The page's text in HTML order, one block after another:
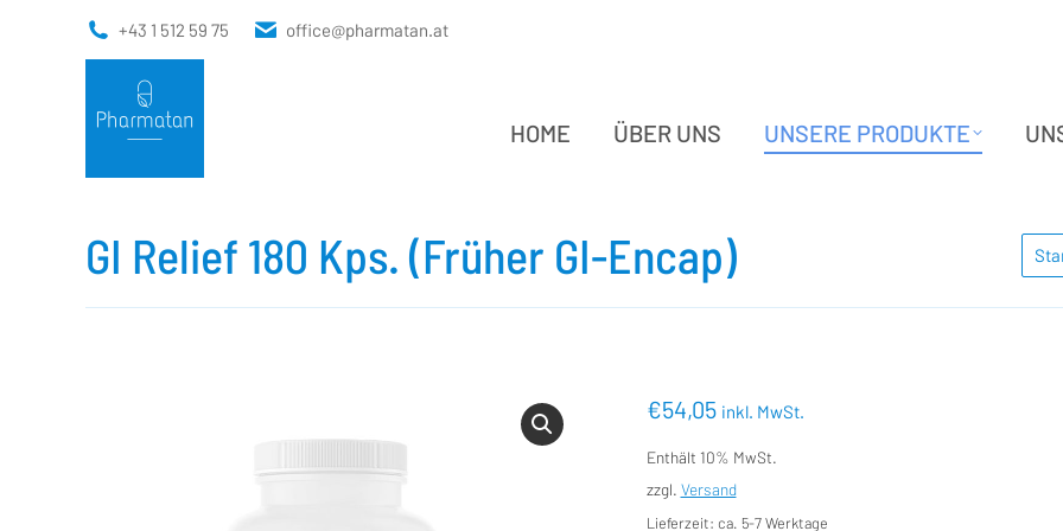
+43 1 512 59 75 office@pharmatan.at
HOME ÜBER UNS UNSERE PRODUKTE
GI Relief 180 Kps. (Früher GI-Encap) Sie
€54,05 inkl. MwSt.
Enthält 10% MwSt.
zzgl. Versand
Lieferzeit: ca. 5-7 Werktage